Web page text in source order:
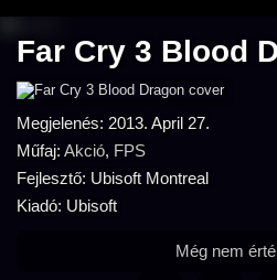
Far Cry 3 Blood
Megjelenés: 2013. April 27.
Műfaj: Akció, FPS
Fejlesztő: Ubisoft Montreal
Kiadó: Ubisoft
Még nem